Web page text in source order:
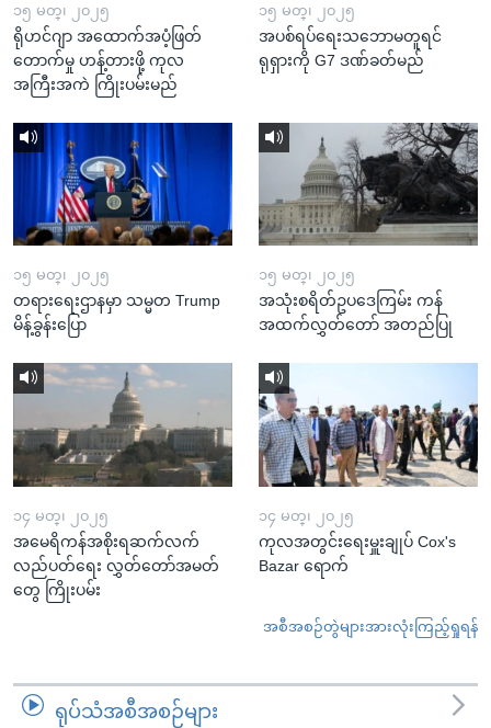
၁၅ မတ္၊ ၂၀၂၅
ရိုဟင်ဂျာ အထောက်အပံ့ဖြတ်
တောက်မှု ဟန့်တားဖို့ ကုလ
အကြီးအကဲ ကြိုးပမ်းမည်
၁၅ မတ္၊ ၂၀၂၅
အပစ်ရပ်ရေးသဘောမတူရင်
ရုရှားကို G7 ဒဏ်ခတ်မည်
၁၅ မတ္၊ ၂၀၂၅
တရားရေးဌာနမှာ သမ္မတ Trump
မိန့်ခွန်းပြော
၁၅ မတ္၊ ၂၀၂၅
အသုံးစရိတ်ဥပဒေကြမ်း ကန်
အထက်လွှတ်တော် အတည်ပြု
၁၄ မတ္၊ ၂၀၂၅
အမေရိကန်အစိုးရဆက်လက်
လည်ပတ်ရေး လွှတ်တော်အမတ်
တွေ ကြိုးပမ်း
၁၄ မတ္၊ ၂၀၂၅
ကုလအတွင်းရေးမှူးချုပ် Cox's
Bazar ရောက်
အစီအစဉ်တွဲများအားလုံးကြည့်ရှုရန်
ရုပ်သံအစီအစဉ်များ